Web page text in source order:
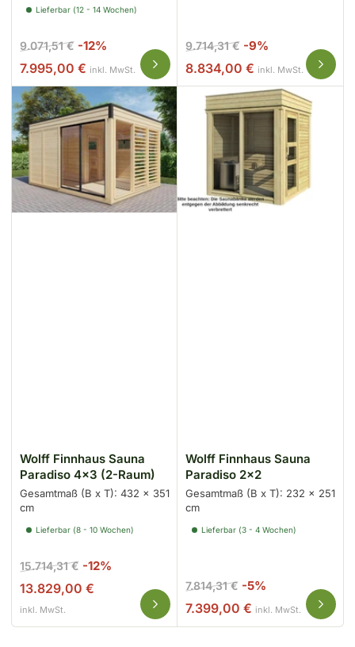
Lieferbar (12 - 14 Wochen)
Normaler
Preis
9.071,51 € -12% Ausverkaufspreis
7.995,00 € inkl. MwSt.
Normaler
Preis
9.714,31 € -9%
8.834,00 € inkl. MwSt.
Wolff Finnhaus Sauna
Paradiso 4x3 (2-Raum)
Gesamtmaß (B x T): 432 x 351
cm
Lieferbar (8 - 10 Wochen)
Normaler
Preis
15.714,31 € -12%
13.829,00 €
inkl. MwSt.
Wolff Finnhaus Sauna
Paradiso 2x2
Gesamtmaß (B x T): 232 x 251
cm
Lieferbar (3 - 4 Wochen)
Normaler
Preis
7.814,31 € -5%
7.399,00 € inkl. MwSt.